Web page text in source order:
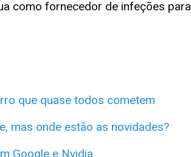
como fornecedor de infeções
que quase todos cometem
mas onde estão as novidades?
Google e Nvidia